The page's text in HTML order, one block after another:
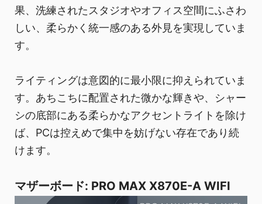
果、洗練されたスタジオやオフィス空間にふさわ
しい、柔らかく統一感のある外見を実現していま
す。
ライティングは意図的に最小限に抑えられていま
す。あちこちに配置された微かな輝きや、シャー
シの底部にある柔らかなアクセントライトを除け
ば、PCは控えめで集中を妨げない存在であり続
けます。
マザーボード: PRO MAX X870E-A WIFI